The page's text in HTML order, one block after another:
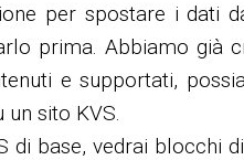
per spostare i dati
prima. Abbiamo già
e supportati,
sito KVS.
di base, vedrai blocchi